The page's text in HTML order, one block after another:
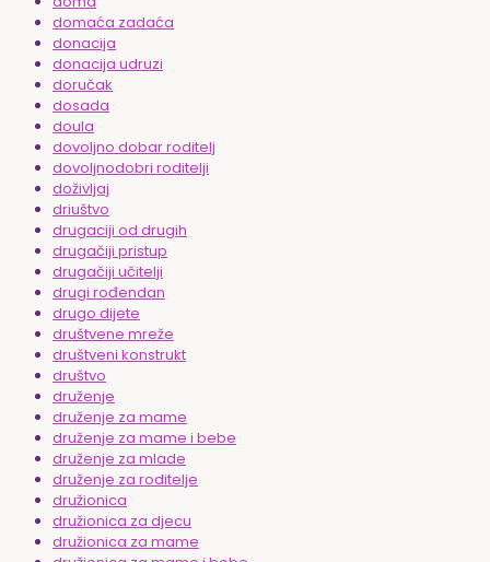
domaća zadaća
donacija
donacija udruzi
doručak
dosada
doula
dovoljno dobar roditelj
dovoljnodobri roditelji
doživljaj
driuštvo
drugaciji od drugih
drugačiji pristup
drugačiji učitelji
drugi rođendan
drugo dijete
društvene mreže
društveni konstrukt
društvo
druženje
druženje za mame
druženje za mame i bebe
druženje za mlade
druženje za roditelje
družionica
družionica za djecu
družionica za mame